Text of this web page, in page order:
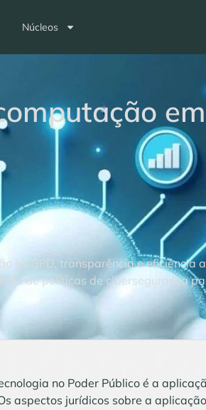
Núcleos
à LGPD, transparência e eficiência
de políticas de cibersegurança
no Poder Público é a
aspectos jurídicos sobre a